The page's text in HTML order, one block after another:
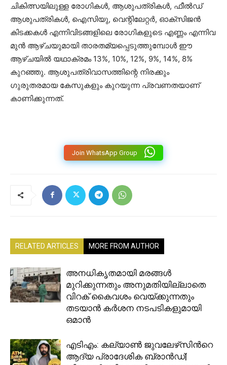
ചികിത്സയിലുള്ള രോഗികള്‍, ആശുപത്രികള്‍, ഫീല്‍ഡ്
ആശുപത്രികള്‍, ഐസിയു, വെന്റിലേറ്റര്‍, ഓക്‌സിജന്‍
കിടക്കകള്‍ എന്നിവിടങ്ങളിലെ രോഗികളുടെ എണ്ണം എന്നിവ
മുന്‍ ആഴ്ചയുമായി താരതമ്യപ്പെടുത്തുമ്പോള്‍ ഈ
ആഴ്ചയില്‍ യഥാക്രമം 13%, 10%, 12%, 9%, 14%, 8%
കുറഞ്ഞു. ആശുപത്രിവാസത്തിന്റെ നിരക്കും
ഗുരുതരമായ കേസുകളും കുറയുന്ന പ്രവണതയാണ്
കാണിക്കുന്നത്.
Join WhatsApp Group
RELATED ARTICLES MORE FROM AUTHOR
അനധികൃതമായി മരങ്ങൾ
മുറിക്കുന്നതും അനുമതിയില്ലാതെ
വിറക് കൈവശം വെയ്ക്കുന്നതും
തടയാൻ കർശന നടപടികളുമായി
ഒമാൻ
എടിഎം: കല്യാണ്‍ ജുവലേഴ്‌സിന്‍റെ
ആദ്യ പ്രാദേശിക ബ്രാന്‍ഡ്|